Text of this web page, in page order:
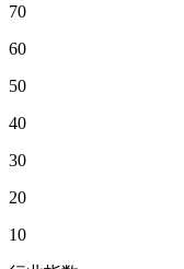
70
60
50
40
30
20
10